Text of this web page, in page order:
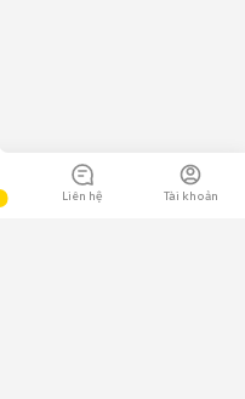
Liên hệ Tài khoản